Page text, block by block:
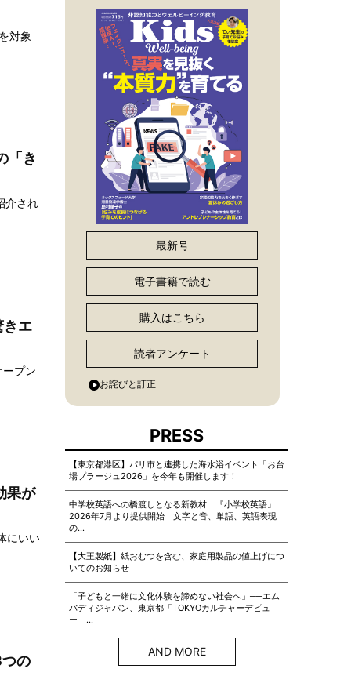
対象
「き
介され
きエ
プン
果が
にいい
の
最新号
電子書籍で読む
購入はこちら
読者アンケート
お詫びと訂正
PRESS
【東京都港区】パリ市と連携した海水浴イベント「お台
場プラージュ2026」を今年も開催します！
中学校英語への橋渡しとなる新教材 『小学校英語』
2026年7月より提供開始 文字と音、単語、英語表現
の…
【大王製紙】紙おむつを含む、家庭用製品の値上げにつ
いてのお知らせ
「子どもと一緒に文化体験を諦めない社会へ」──エム
バディジャパン、東京都「TOKYOカルチャーデビュ
ー」…
AND MORE